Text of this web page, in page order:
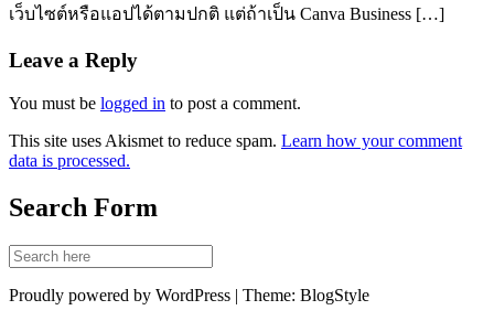
เว็บไซต์หรือแอปได้ตามปกติ แต่ถ้าเป็น Canva Business […]
Leave a Reply
You must be logged in to post a comment.
This site uses Akismet to reduce spam. Learn how your comment
data is processed.
Search Form
Proudly powered by WordPress | Theme: BlogStyle